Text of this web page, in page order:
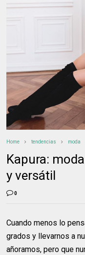
Home tendencias moda
Kapura:
y versátil
0
Cuando menos lo
grados y llevarnos a
añoramos, pero que